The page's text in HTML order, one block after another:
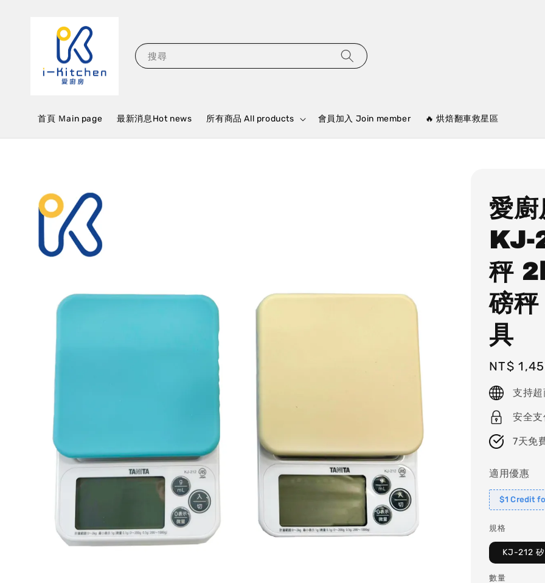
搜尋
首頁 Ｍain page 最新消息Hot news 所有商品 All products 會員加入 Join member 🔥 烘焙翻車救星區
愛
KJ-
秤
磅
具
Regular
price
NT$
支持
安全支
7天免
適用優惠
$1 Credit
規格
KJ-212
數量